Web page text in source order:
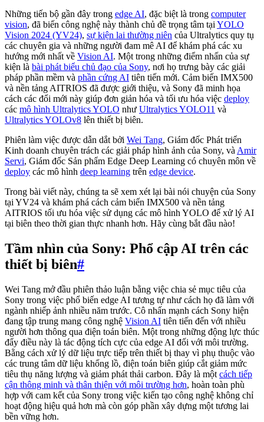
Những tiến bộ gần đây trong edge AI, đặc biệt là trong computer
vision, đã biến công nghệ này thành chủ đề trọng tâm tại YOLO
Vision 2024 (YV24), sự kiện lai thường niên của Ultralytics quy tụ
các chuyên gia và những người đam mê AI để khám phá các xu
hướng mới nhất về Vision AI. Một trong những điểm nhấn của sự
kiện là bài phát biểu chủ đạo của Sony, nơi họ trưng bày các giải
pháp phần mềm và phần cứng AI tiên tiến mới. Cảm biến IMX500
và nền tảng AITRIOS đã được giới thiệu, và Sony đã minh họa
cách các đổi mới này giúp đơn giản hóa và tối ưu hóa việc deploy
các mô hình Ultralytics YOLO như Ultralytics YOLO11 và
Ultralytics YOLOv8 lên thiết bị biên.
Phiên làm việc được dẫn dắt bởi Wei Tang, Giám đốc Phát triển
Kinh doanh chuyên trách các giải pháp hình ảnh của Sony, và Amir
Servi, Giám đốc Sản phẩm Edge Deep Learning có chuyên môn về
deploy các mô hình deep learning trên edge device.
Trong bài viết này, chúng ta sẽ xem xét lại bài nói chuyện của Sony
tại YV24 và khám phá cách cảm biến IMX500 và nền tảng
AITRIOS tối ưu hóa việc sử dụng các mô hình YOLO để xử lý AI
tại biên theo thời gian thực nhanh hơn. Hãy cùng bắt đầu nào!
Tầm nhìn của Sony: Phổ cập AI trên các
thiết bị biên#
Wei Tang mở đầu phiên thảo luận bằng việc chia sẻ mục tiêu của
Sony trong việc phổ biến edge AI tương tự như cách họ đã làm với
ngành nhiếp ảnh nhiều năm trước. Cô nhấn mạnh cách Sony hiện
đang tập trung mang công nghệ Vision AI tiên tiến đến với nhiều
người hơn thông qua điện toán biên. Một trong những động lực thúc
đẩy điều này là tác động tích cực của edge AI đối với môi trường.
Bằng cách xử lý dữ liệu trực tiếp trên thiết bị thay vì phụ thuộc vào
các trung tâm dữ liệu khổng lồ, điện toán biên giúp cắt giảm mức
tiêu thụ năng lượng và giảm phát thải carbon. Đây là một cách tiếp
cận thông minh và thân thiện với môi trường hơn, hoàn toàn phù
hợp với cam kết của Sony trong việc kiến tạo công nghệ không chỉ
hoạt động hiệu quả hơn mà còn góp phần xây dựng một tương lai
bền vững hơn.